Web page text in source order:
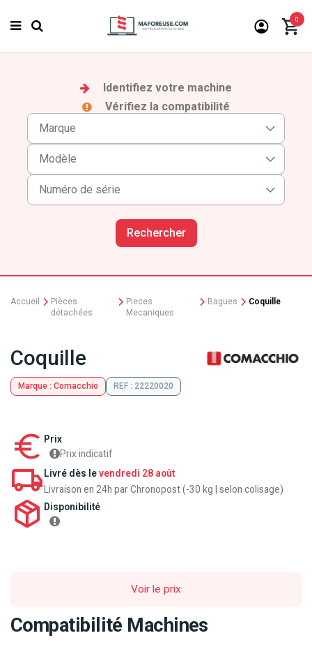
0
Identifiez votre machine
Vérifiez la compatibilité
Rechercher
Accueil
Pièces
détachées
Pieces
Mecaniques
Bagues Coquille
Coquille
Marque : Comacchio REF : 22220020
Prix
Prix indicatif
Livré dès levendredi 28 août
Livraison en 24h par Chronopost (-30 kg | selon colisage)
Disponibilité
Voir le prix
Compatibilité Machines